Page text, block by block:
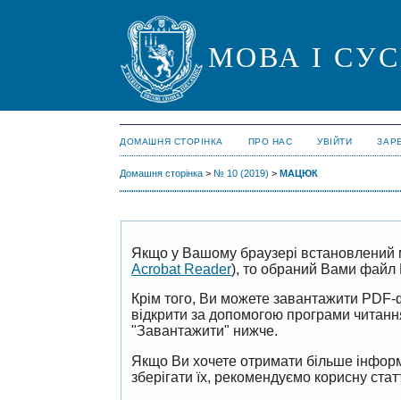
МОВА І
ДОМАШНЯ СТОРІНКА ПРО НАС УВІЙТИ
Домашня сторінка > № 10 (2019) >МАЦЮК
Якщо у Вашому браузері встановлений
Acrobat Reader), то обраний Вами файл
Крім того, Ви можете завантажити
відкрити за допомогою програми
"Завантажити" нижче.
Якщо Ви хочете отримати більше
зберігати їх, рекомендуємо корисну